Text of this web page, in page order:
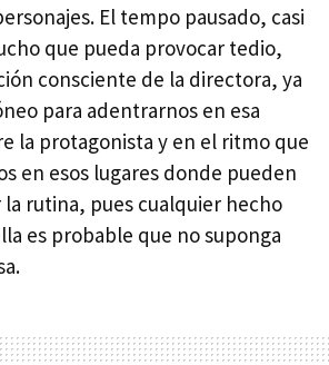
El tempo pausado, casi
que pueda provocar tedio,
consciente de la directora, ya
para adentrarnos en esa
la protagonista y en el ritmo que
en esos lugares donde pueden
la rutina, pues cualquier hecho
es probable que no suponga